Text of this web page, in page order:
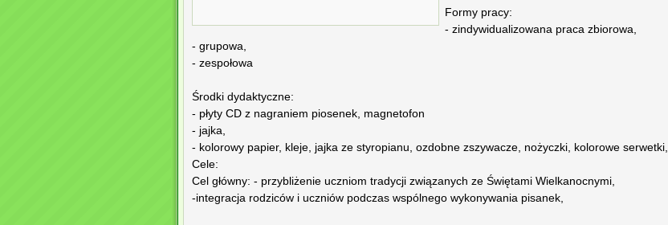
Formy pracy:
- zindywidualizowana praca zbiorowa,
- grupowa,
- zespołowa
Środki dydaktyczne:
- płyty CD z nagraniem piosenek, magnetofon
- jajka,
- kolorowy papier, kleje, jajka ze styropianu, ozdobne zszywacze, nożyczki, kolorowe serwetki,
Cele:
Cel główny: - przybliżenie uczniom tradycji związanych ze Świętami Wielkanocnymi,
-integracja rodziców i uczniów podczas wspólnego wykonywania pisanek,